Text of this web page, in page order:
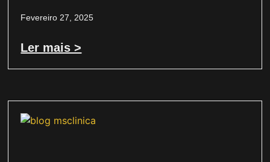
Fevereiro 27, 2025
Ler mais >